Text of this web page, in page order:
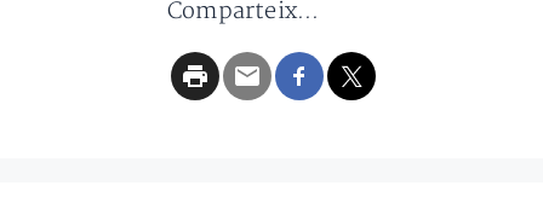
Comparteix...